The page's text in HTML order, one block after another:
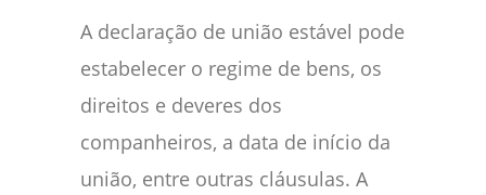
A declaração de união estável pode
estabelecer o regime de bens, os
direitos e deveres dos
companheiros, a data de início da
união, entre outras cláusulas. A